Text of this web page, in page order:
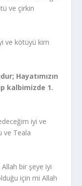
ve çirkin
ve kötüyü kim
Hayatımızın
kalbimizde 1.
iyi ve
ve Teala
Allah bir şeye iyi
için mi Allah